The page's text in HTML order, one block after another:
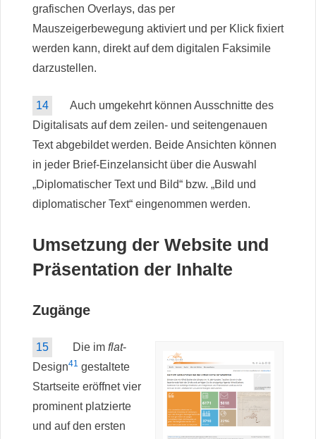
grafischen Overlays, das per
Mauszeigerbewegung aktiviert und per Klick fixiert
werden kann, direkt auf dem digitalen Faksimile
darzustellen.
14
Auch umgekehrt können Ausschnitte des
Digitalisats auf dem zeilen- und seitengenauen
Text abgebildet werden. Beide Ansichten können
in jeder Brief-Einzelansicht über die Auswahl
„Diplomatischer Text und Bild“ bzw. „Bild und
diplomatischer Text“ eingenommen werden.
Umsetzung der Website und
Präsentation der Inhalte
Zugänge
15 Die im flat-
Design41 gestaltete
Startseite eröffnet vier
prominent platzierte
und auf den ersten